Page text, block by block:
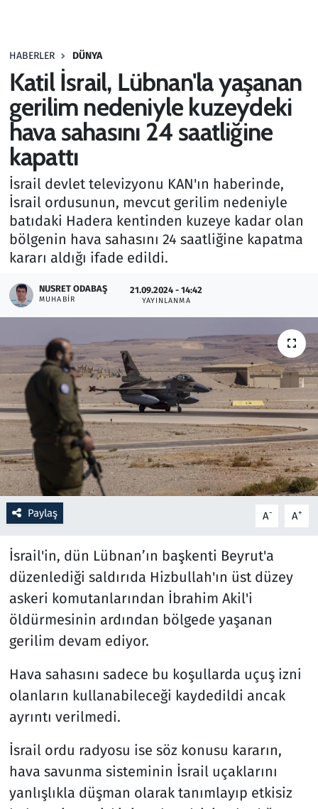
HABERLER DÜNYA
Katil İsrail, Lübnan'la yaşanan
gerilim nedeniyle kuzeydeki
hava sahasını 24 saatliğine
kapattı
İsrail devlet televizyonu KAN'ın haberinde,
İsrail ordusunun, mevcut gerilim nedeniyle
batıdaki Hadera kentinden kuzeye kadar olan
bölgenin hava sahasını 24 saatliğine kapatma
kararı aldığı ifade edildi.
NUSRET ODABAŞ
MUHABIR
21.09.2024 - 14:42
YAYINLANMA
Paylaş A- A+
İsrail'in, dün Lübnan’ın başkenti Beyrut'a
düzenlediği saldırıda Hizbullah'ın üst düzey
askeri komutanlarından İbrahim Akil'i
öldürmesinin ardından bölgede yaşanan
gerilim devam ediyor.
Hava sahasını sadece bu koşullarda uçuş izni
olanların kullanabileceği kaydedildi ancak
ayrıntı verilmedi.
İsrail ordu radyosu ise söz konusu kararın,
hava savunma sisteminin İsrail uçaklarını
yanlışlıkla düşman olarak tanımlayıp etkisiz
Haber
Kültür Sanat
Kurumsal Haberler
Lezzet Durağı
Memur ve Kamu
Otomobil
Ramazan
Resmi İlanlar
Rüya Tabirleri
Sağlık
Savunma Sanayi
Seçim 2023
Teknoloji ve Bilim
Televizyon